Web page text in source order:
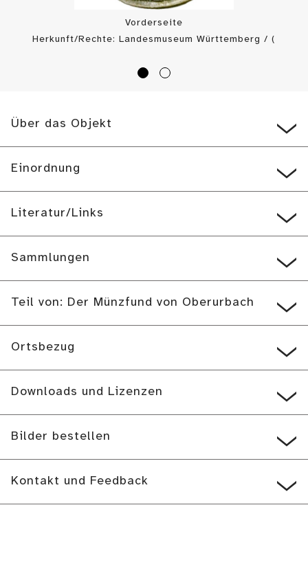
Vorderseite
Herkunft/Rechte: Landesmuseum Württemberg / (
Über das Objekt
Einordnung
Literatur/Links
Sammlungen
Teil von: Der Münzfund von Oberurbach
Ortsbezug
Downloads und Lizenzen
Bilder bestellen
Kontakt und Feedback